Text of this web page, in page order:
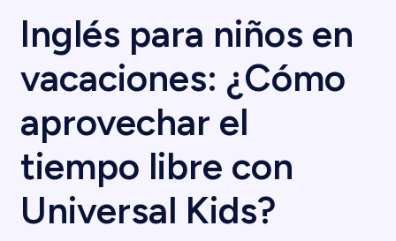
Inglés para niños en
vacaciones: ¿Cómo
aprovechar el
tiempo libre con
Universal Kids?